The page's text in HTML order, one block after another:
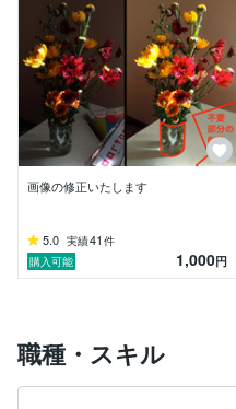
画像の修正いたします
5.0 実績41 件
購入可能
1,000円
職種・スキル